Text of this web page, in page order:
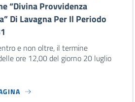
“Divina Provvidenza
Di Lavagna Per Il Periodo
e non oltre, il termine
ore 12,00 del giorno 20 luglio